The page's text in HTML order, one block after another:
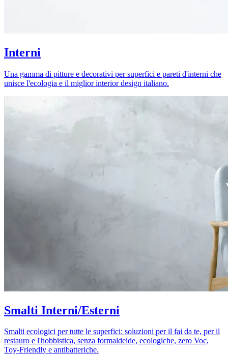
Interni
Una gamma di pitture e decorativi per superfici e pareti d'interni che
unisce l'ecologia e il miglior interior design italiano.
Smalti Interni/Esterni
Smalti ecologici per tutte le superfici: soluzioni per il fai da te, per il
restauro e l'hobbistica, senza formaldeide, ecologiche, zero Voc,
Toy-Friendly e antibatteriche.